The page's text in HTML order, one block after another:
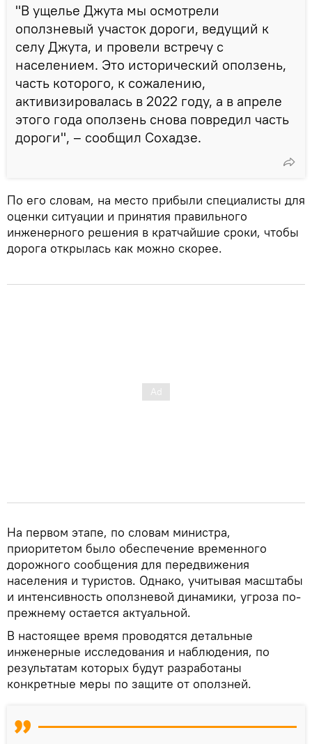
"В ущелье Джута мы осмотрели
оползневый участок дороги, ведущий к
селу Джута, и провели встречу с
населением. Это исторический оползень,
часть которого, к сожалению,
активизировалась в 2022 году, а в апреле
этого года оползень снова повредил часть
дороги", – сообщил Сохадзе.
По его словам, на место прибыли специалисты для
оценки ситуации и принятия правильного
инженерного решения в кратчайшие сроки, чтобы
дорога открылась как можно скорее.
На первом этапе, по словам министра,
приоритетом было обеспечение временного
дорожного сообщения для передвижения
населения и туристов. Однако, учитывая масштабы
и интенсивность оползневой динамики, угроза по-
прежнему остается актуальной.
В настоящее время проводятся детальные
инженерные исследования и наблюдения, по
результатам которых будут разработаны
конкретные меры по защите от оползней.